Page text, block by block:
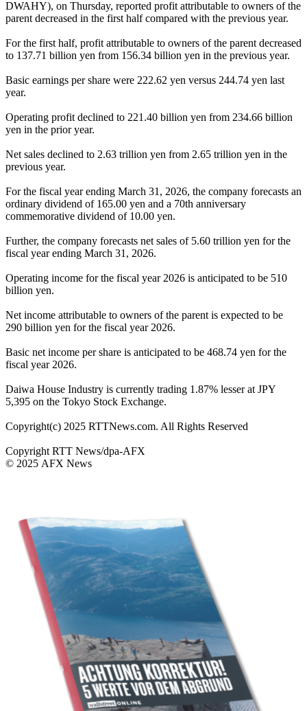
DWAHY), on Thursday, reported profit attributable to owners of the
parent decreased in the first half compared with the previous year.
For the first half, profit attributable to owners of the parent decreased
to 137.71 billion yen from 156.34 billion yen in the previous year.
Basic earnings per share were 222.62 yen versus 244.74 yen last
year.
Operating profit declined to 221.40 billion yen from 234.66 billion
yen in the prior year.
Net sales declined to 2.63 trillion yen from 2.65 trillion yen in the
previous year.
For the fiscal year ending March 31, 2026, the company forecasts an
ordinary dividend of 165.00 yen and a 70th anniversary
commemorative dividend of 10.00 yen.
Further, the company forecasts net sales of 5.60 trillion yen for the
fiscal year ending March 31, 2026.
Operating income for the fiscal year 2026 is anticipated to be 510
billion yen.
Net income attributable to owners of the parent is expected to be
290 billion yen for the fiscal year 2026.
Basic net income per share is anticipated to be 468.74 yen for the
fiscal year 2026.
Daiwa House Industry is currently trading 1.87% lesser at JPY
5,395 on the Tokyo Stock Exchange.
Copyright(c) 2025 RTTNews.com. All Rights Reserved
Copyright RTT News/dpa-AFX
© 2025 AFX News